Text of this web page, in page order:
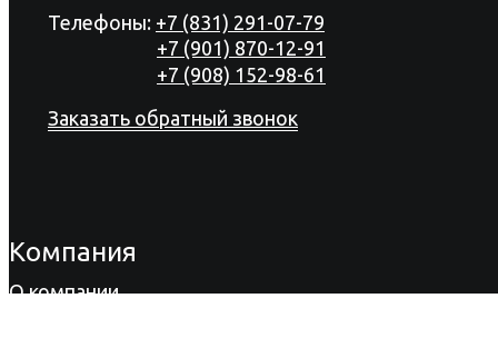
Телефоны: +7 (831) 291-07-79
+7 (901) 870-12-91
+7 (908) 152-98-61
Заказать обратный звонок
Компания
О компании